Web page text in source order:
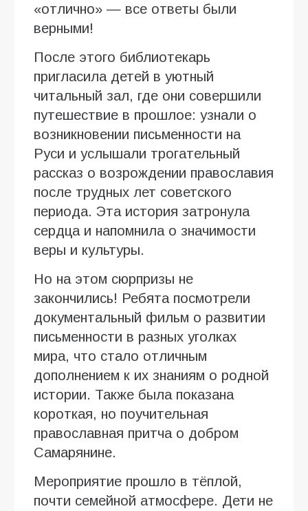
«отлично» — все ответы были
верными!
После этого библиотекарь
пригласила детей в уютный
читальный зал, где они совершили
путешествие в прошлое: узнали о
возникновении письменности на
Руси и услышали трогательный
рассказ о возрождении православия
после трудных лет советского
периода. Эта история затронула
сердца и напомнила о значимости
веры и культуры.
Но на этом сюрпризы не
закончились! Ребята посмотрели
документальный фильм о развитии
письменности в разных уголках
мира, что стало отличным
дополнением к их знаниям о родной
истории. Также была показана
короткая, но поучительная
православная притча о добром
Самарянине.
Мероприятие прошло в тёплой,
почти семейной атмосфере. Дети не